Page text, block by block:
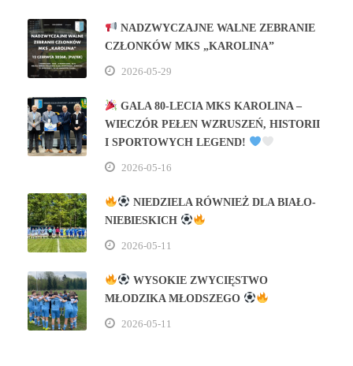
NADZWYCZAJNE WALNE ZEBRANIE
CZŁONKÓW MKS „KAROLINA”
2026-05-29
GALA 80‑LECIA MKS KAROLINA –
WIECZÓR PEŁEN WZRUSZEŃ, HISTORII
I SPORTOWYCH LEGEND!
2026-05-16
NIEDZIELA RÓWNIEŻ DLA BIAŁO-
NIEBIESKICH
2026-05-11
WYSOKIE ZWYCIĘSTWO
MŁODZIKA MŁODSZEGO
2026-05-11